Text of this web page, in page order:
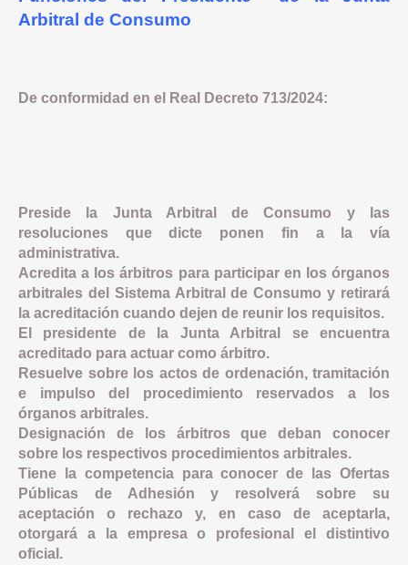
Arbitral de Consumo
De conformidad en el Real Decreto 713/2024:
Preside la Junta Arbitral de Consumo y las
resoluciones que dicte ponen fin a la vía
administrativa.
Acredita a los árbitros para participar en los órganos
arbitrales del Sistema Arbitral de Consumo y retirará
la acreditación cuando dejen de reunir los requisitos.
El presidente de la Junta Arbitral se encuentra
acreditado para actuar como árbitro.
Resuelve sobre los actos de ordenación, tramitación
e impulso del procedimiento reservados a los
órganos arbitrales.
Designación de los árbitros que deban conocer
sobre los respectivos procedimientos arbitrales.
Tiene la competencia para conocer de las Ofertas
Públicas de Adhesión y resolverá sobre su
aceptación o rechazo y, en caso de aceptarla,
otorgará a la empresa o profesional el distintivo
oficial.